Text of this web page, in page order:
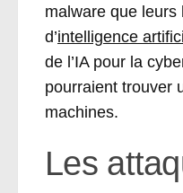
malware que leurs
d’intelligence
de l’IA pour la
pourraient trouver
machines.
Les